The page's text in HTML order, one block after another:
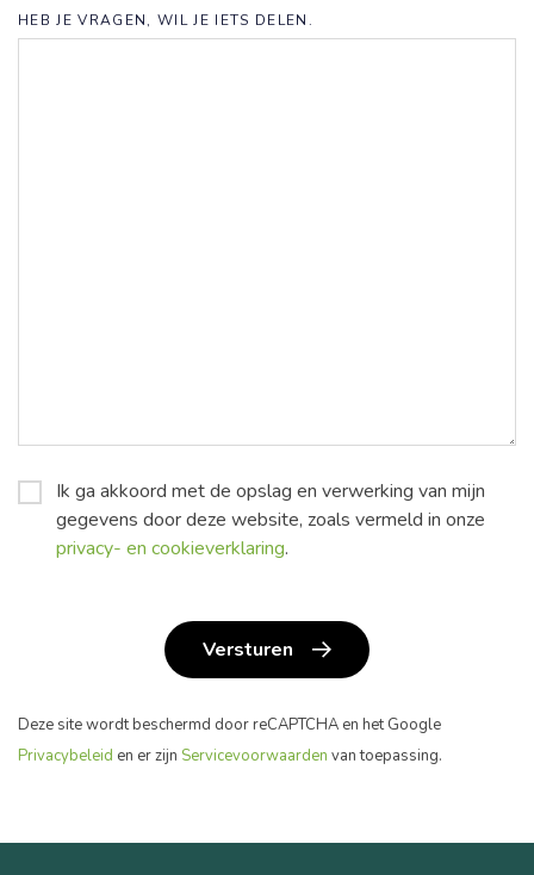
HEB JE VRAGEN, WIL JE IETS DELEN.
*
Ik ga akkoord met de opslag en verwerking van mijn
gegevens door deze website, zoals vermeld in onze
privacy- en cookieverklaring.
Versturen
Deze site wordt beschermd door reCAPTCHA en het Google
Privacybeleid en er zijn Servicevoorwaarden van toepassing.